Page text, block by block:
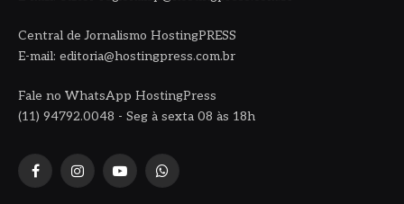
Central de Jornalismo HostingPRESS
E-mail: editoria@hostingpress.com.br
Fale no WhatsApp HostingPress
(11) 94792.0048 - Seg à sexta 08 às 18h
FacebookInstagramYouTubeWhatsApp